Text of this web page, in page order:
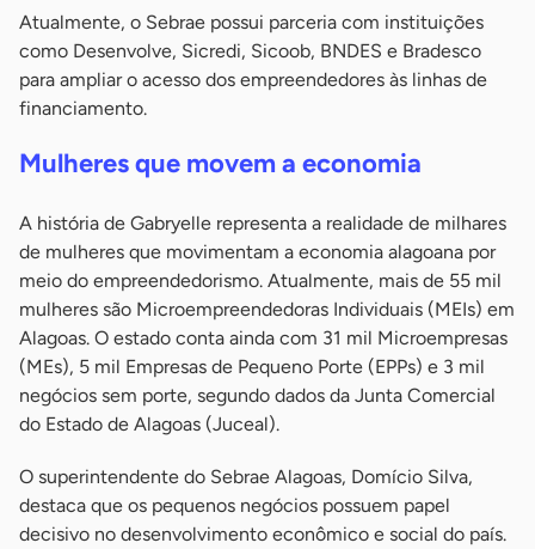
Atualmente, o Sebrae possui parceria com instituições
como Desenvolve, Sicredi, Sicoob, BNDES e Bradesco
para ampliar o acesso dos empreendedores às linhas de
financiamento.
Mulheres que movem a economia
A história de Gabryelle representa a realidade de milhares
de mulheres que movimentam a economia alagoana por
meio do empreendedorismo. Atualmente, mais de 55 mil
mulheres são Microempreendedoras Individuais (MEIs) em
Alagoas. O estado conta ainda com 31 mil Microempresas
(MEs), 5 mil Empresas de Pequeno Porte (EPPs) e 3 mil
negócios sem porte, segundo dados da Junta Comercial
do Estado de Alagoas (Juceal).
O superintendente do Sebrae Alagoas, Domício Silva,
destaca que os pequenos negócios possuem papel
decisivo no desenvolvimento econômico e social do país.